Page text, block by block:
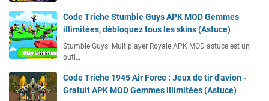
Code Triche Stumble Guys APK MOD Gemmes
illimitées, débloquez tous les skins (Astuce)
Stumble Guys: Multiplayer Royale APK MOD astuce est un
outi…
Code Triche 1945 Air Force : Jeux de tir d'avion -
Gratuit APK MOD Gemmes illimitées (Astuce)